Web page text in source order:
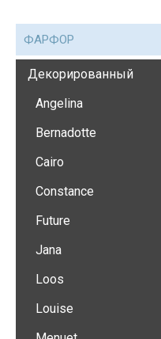
ФАРФОР
Декорированный
Angelina
Bernadotte
Cairo
Constance
Future
Jana
Loos
Louise